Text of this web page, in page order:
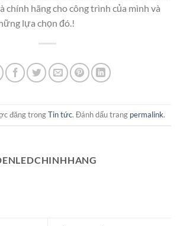
chính hãng cho công trình của mình và
lựa chọn đó.!
đăng trongTin tức. Đánh dấu trang permalink.